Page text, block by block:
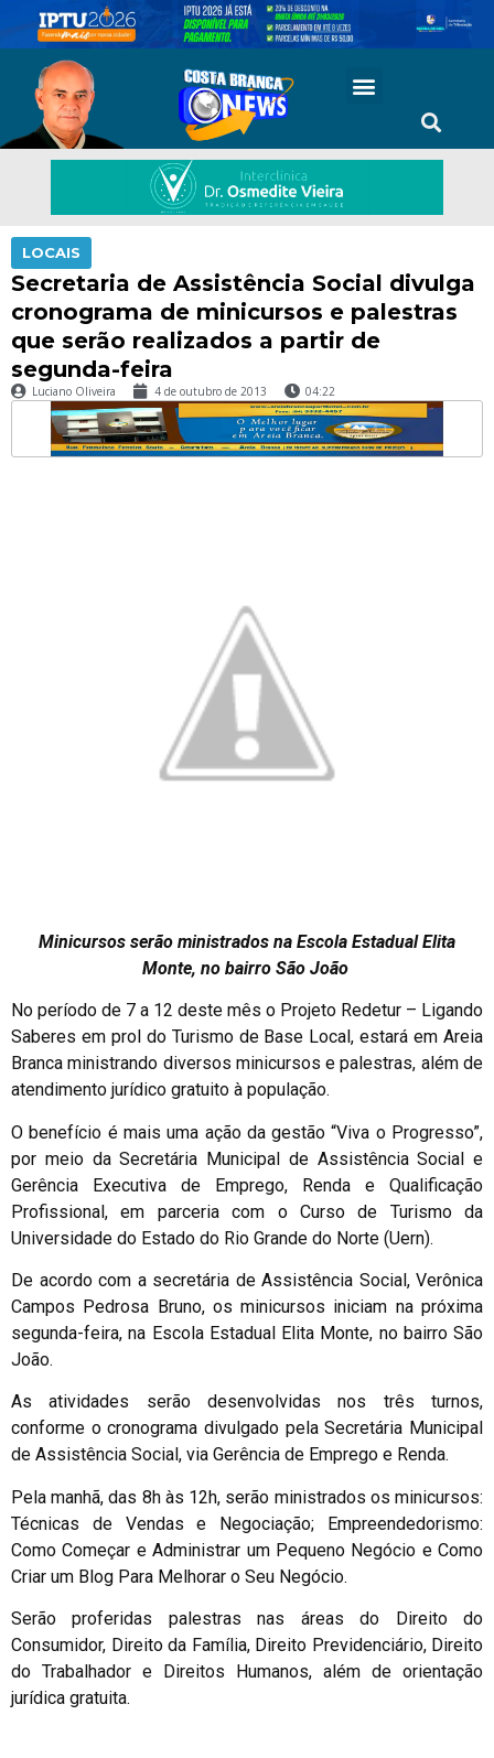
LOCAIS
Secretaria de Assistência Social divulga
cronograma de minicursos e palestras
que serão realizados a partir de
segunda-feira
Luciano Oliveira 4 de outubro de 2013 04:22
Minicursos serão ministrados na Escola Estadual Elita
Monte, no bairro São João
No período de 7 a 12 deste mês o Projeto Redetur – Ligando
Saberes em prol do Turismo de Base Local, estará em Areia
Branca ministrando diversos minicursos e palestras, além de
atendimento jurídico gratuito à população.
O benefício é mais uma ação da gestão “Viva o Progresso”,
por meio da Secretária Municipal de Assistência Social e
Gerência Executiva de Emprego, Renda e Qualificação
Profissional, em parceria com o Curso de Turismo da
Universidade do Estado do Rio Grande do Norte (Uern).
De acordo com a secretária de Assistência Social, Verônica
Campos Pedrosa Bruno, os minicursos iniciam na próxima
segunda-feira, na Escola Estadual Elita Monte, no bairro São
João.
As atividades serão desenvolvidas nos três turnos,
conforme o cronograma divulgado pela Secretária Municipal
de Assistência Social, via Gerência de Emprego e Renda.
Pela manhã, das 8h às 12h, serão ministrados os minicursos:
Técnicas de Vendas e Negociação; Empreendedorismo:
Como Começar e Administrar um Pequeno Negócio e Como
Criar um Blog Para Melhorar o Seu Negócio.
Serão proferidas palestras nas áreas do Direito do
Consumidor, Direito da Família, Direito Previdenciário, Direito
do Trabalhador e Direitos Humanos, além de orientação
jurídica gratuita.